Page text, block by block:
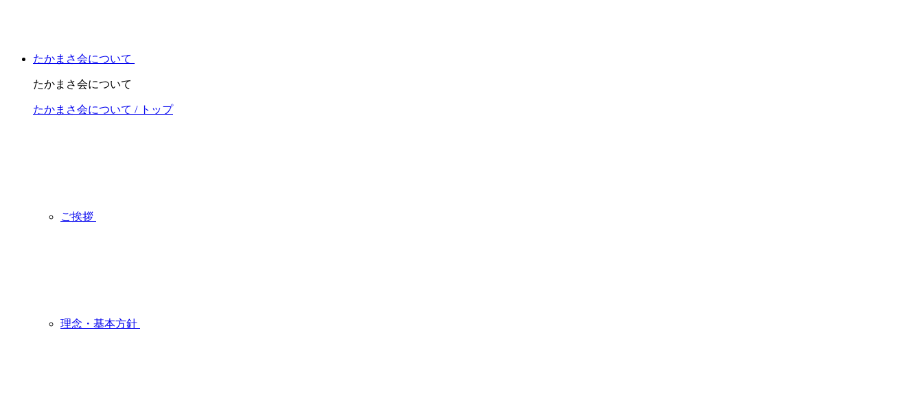
たかまさ会について
たかまさ会について
たかまさ会について / トップ
ご挨拶
理念・基本方針